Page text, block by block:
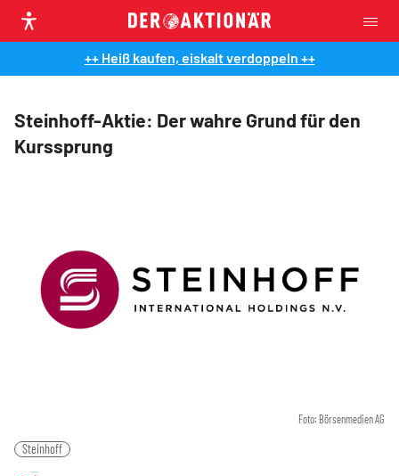
++ Heiß kaufen, eiskalt verdoppeln ++
Steinhoff-Aktie: Der wahre Grund für den
Kurssprung
Foto: Börsenmedien AG
Steinhoff